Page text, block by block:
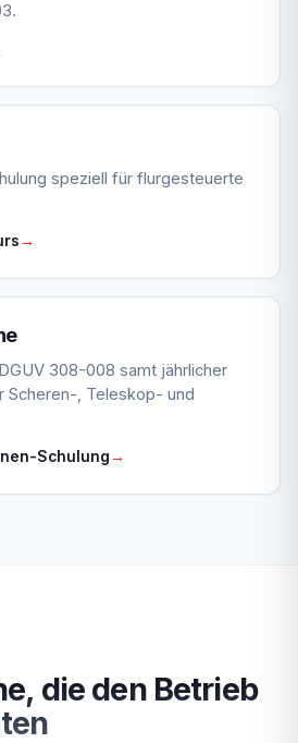
speziell für flurgesteuerte
→
308-008 samt jährlicher
, Teleskop- und
Schulung→
die den Betrieb